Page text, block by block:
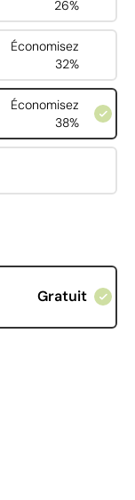
26%
Économisez
32%
Économisez
38%
Gratuit